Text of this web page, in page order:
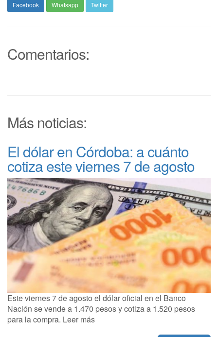
Facebook Whatsapp Twitter
Comentarios:
Más noticias:
El dólar en Córdoba: a cuánto
cotiza este viernes 7 de agosto
Este viernes 7 de agosto el dólar oficial en el Banco
Nación se vende a 1.470 pesos y cotiza a 1.520 pesos
para la compra. Leer más